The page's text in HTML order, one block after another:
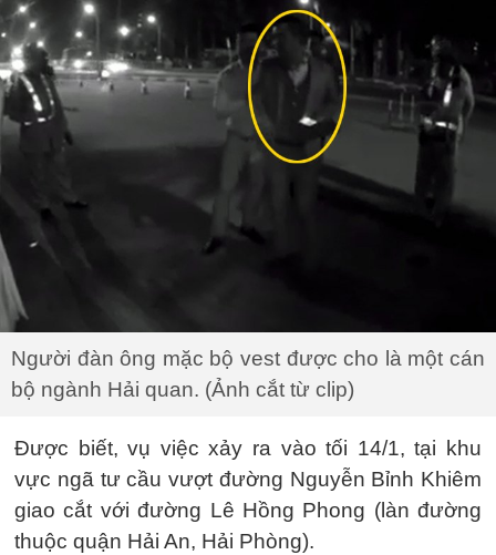
Người đàn ông mặc bộ vest được cho là một cán
bộ ngành Hải quan. (Ảnh cắt từ clip)
Được biết, vụ việc xảy ra vào tối 14/1, tại khu
vực ngã tư cầu vượt đường Nguyễn Bỉnh Khiêm
giao cắt với đường Lê Hồng Phong (làn đường
thuộc quận Hải An, Hải Phòng).